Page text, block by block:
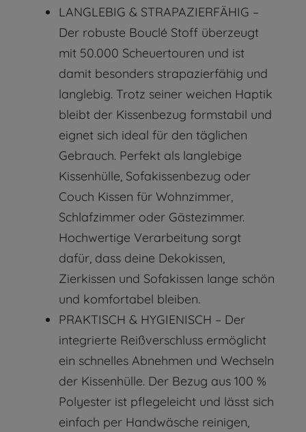
LANGLEBIG & STRAPAZIERFÄHIG –
Der robuste Bouclé Stoff überzeugt
mit 50.000 Scheuertouren und ist
damit besonders strapazierfähig und
langlebig. Trotz seiner weichen Haptik
bleibt der Kissenbezug formstabil und
eignet sich ideal für den täglichen
Gebrauch. Perfekt als langlebige
Kissenhülle, Sofakissenbezug oder
Couch Kissen für Wohnzimmer,
Schlafzimmer oder Gästezimmer.
Hochwertige Verarbeitung sorgt
dafür, dass deine Dekokissen,
Zierkissen und Sofakissen lange schön
und komfortabel bleiben.
PRAKTISCH & HYGIENISCH – Der
integrierte Reißverschluss ermöglicht
ein schnelles Abnehmen und Wechseln
der Kissenhülle. Der Bezug aus 100 %
Polyester ist pflegeleicht und lässt sich
einfach per Handwäsche reinigen,